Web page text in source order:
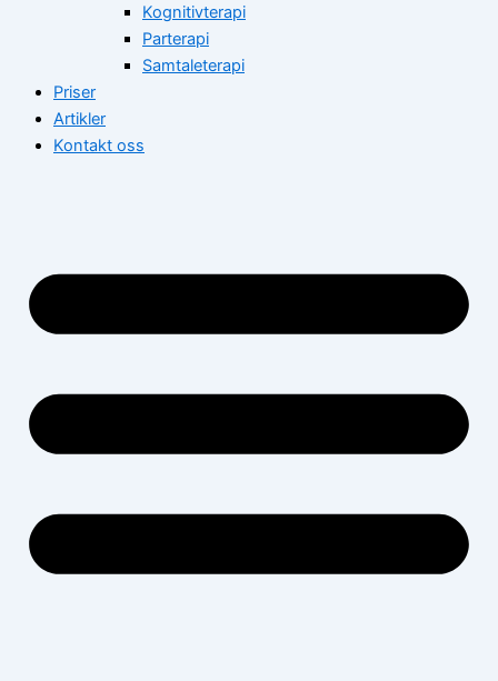
Kognitivterapi
Parterapi
Samtaleterapi
Priser
Artikler
Kontakt oss